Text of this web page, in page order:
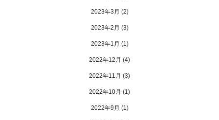
2023年3月 (2)
2023年2月 (3)
2023年1月 (1)
2022年12月 (4)
2022年11月 (3)
2022年10月 (1)
2022年9月 (1)